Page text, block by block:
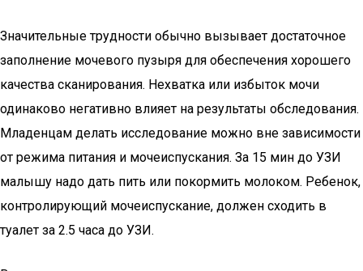
Значительные трудности обычно вызывает достаточное
заполнение мочевого пузыря для обеспечения хорошего
качества сканирования. Нехватка или избыток мочи
одинаково негативно влияет на результаты обследования.
Младенцам делать исследование можно вне зависимости
от режима питания и мочеиспускания. За 15 мин до УЗИ
малышу надо дать пить или покормить молоком. Ребенок,
контролирующий мочеиспускание, должен сходить в
туалет за 2.5 часа до УЗИ.